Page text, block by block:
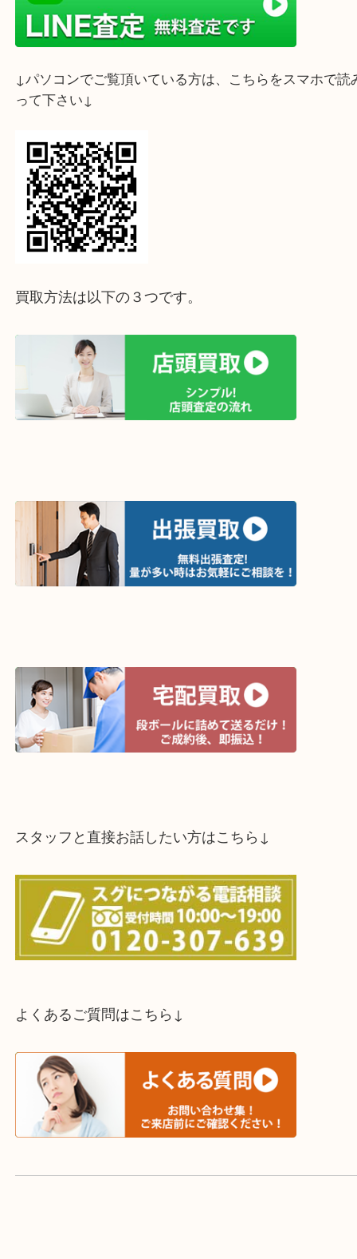
ライン査定始めました☆お友だち登録お願いしま
↓スマホでご覧頂いている方はこちらをタップ↓
↓パソコンでご覧頂いている方は、こちらをスマホ
スタッフと直接お話したい方はこちら↓